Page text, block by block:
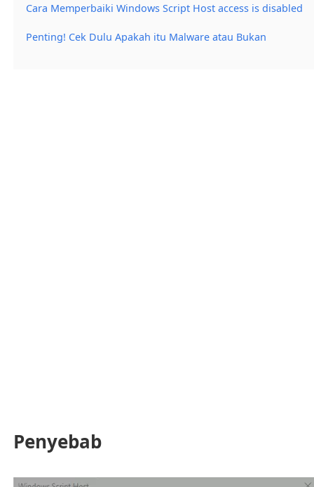
Cara Memperbaiki Windows Script Host access is disabled
Penting! Cek Dulu Apakah itu Malware atau Bukan
Penyebab